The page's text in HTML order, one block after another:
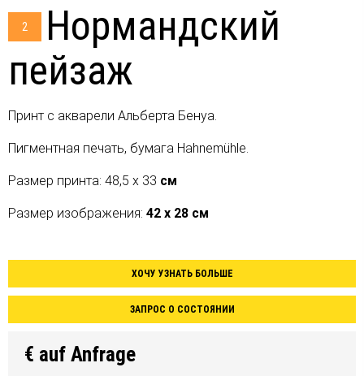
2
Нормандский
пейзаж
Принт с акварели Альберта Бенуа.
Пигментная печать, бумага Hahnemühle.
Размер принта: 48,5 х 33 см
Размер изображения: 42 х 28 см
ХОЧУ УЗНАТЬ БОЛЬШЕ
ЗАПРОС О СОСТОЯНИИ
€ auf Anfrage